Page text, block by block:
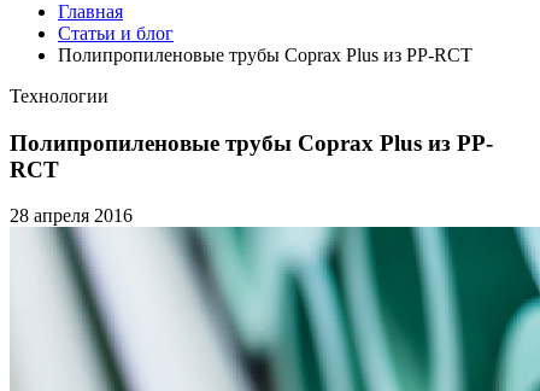
Главная
Статьи и блог
Полипропиленовые трубы Coprax Plus из PP-RCT
Технологии
Полипропиленовые трубы Coprax Plus из PP-
RCT
28 апреля 2016